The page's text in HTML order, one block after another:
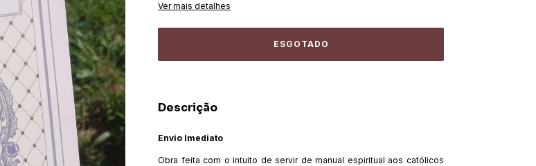
Ver mais detalhes
Descrição
Envio Imediato
Obra feita com o intuito de servir de manual espiritual aos católicos